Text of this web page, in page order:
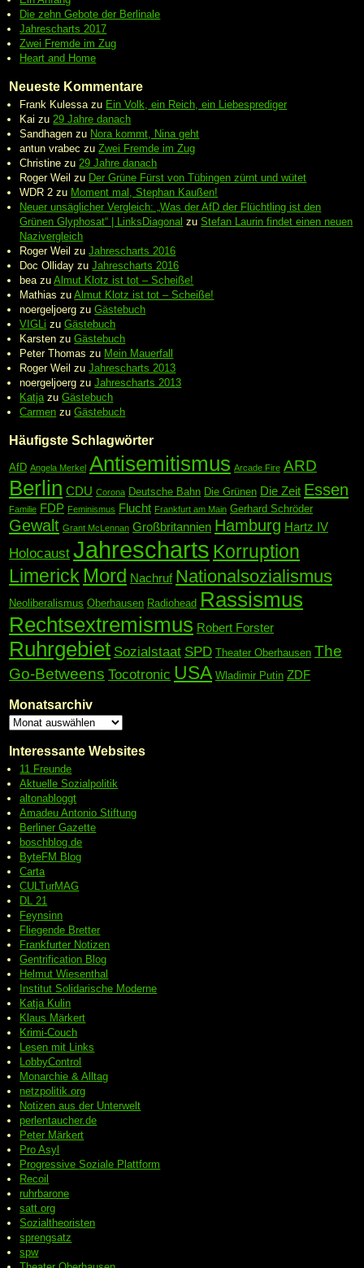
Die zehn Gebote der Berlinale
Jahrescharts 2017
Zwei Fremde im Zug
Heart and Home
Neueste Kommentare
Frank Kulessa zu Ein Volk, ein Reich, ein Liebesprediger
Kai zu 29 Jahre danach
Sandhagen zu Nora kommt, Nina geht
antun vrabec zuZwei Fremde im Zug
Christine zu 29 Jahre danach
Roger Weil zu Der Grüne Fürst von Tübingen zürnt und wütet
WDR 2 zu Moment mal, Stephan Kaußen!
Neuer unsäglicher Vergleich: „Was der AfD der Flüchtling ist den
Grünen Glyphosat“ | LinksDiagonal zuStefan Laurin findet einen neuen
Nazivergleich
Roger Weil zuJahrescharts 2016
Doc Olliday zuJahrescharts 2016
bea zuAlmut Klotz ist tot – Scheiße!
Mathias zuAlmut Klotz ist tot – Scheiße!
noergeljoerg zuGästebuch
VIGLi zuGästebuch
Karsten zuGästebuch
Peter Thomas zu Mein Mauerfall
Roger Weil zuJahrescharts 2013
noergeljoerg zuJahrescharts 2013
Katja zuGästebuch
Carmen zuGästebuch
Häufigste Schlagwörter
AfD Angela Merkel Antisemitismus Arcade Fire ARD
Berlin CDU Corona Deutsche Bahn Die Grünen Die Zeit Essen
Familie FDP Feminismus Flucht Frankfurt am Main Gerhard Schröder
Gewalt Grant McLennan Großbritannien Hamburg Hartz IV
Holocaust Jahrescharts Korruption
Limerick Mord Nachruf Nationalsozialismus
Neoliberalismus Oberhausen Radiohead Rassismus
Rechtsextremismus Robert Forster
Ruhrgebiet Sozialstaat SPD Theater Oberhausen The
Go-Betweens Tocotronic USA Wladimir Putin ZDF
Monatsarchiv
Interessante Websites
11 Freunde
Aktuelle Sozialpolitik
altonabloggt
Amadeu Antonio Stiftung
Berliner Gazette
boschblog.de
ByteFM Blog
Carta
CULTurMAG
DL 21
Feynsinn
Fliegende Bretter
Frankfurter Notizen
Gentrification Blog
Helmut Wiesenthal
Institut Solidarische Moderne
Katja Kulin
Klaus Märkert
Krimi-Couch
Lesen mit Links
LobbyControl
Monarchie & Alltag
netzpolitik.org
Notizen aus der Unterwelt
perlentaucher.de
Peter Märkert
Pro Asyl
ProgressiveSoziale Plattform
Recoil
ruhrbarone
satt.org
Sozialtheoristen
sprengsatz
spw